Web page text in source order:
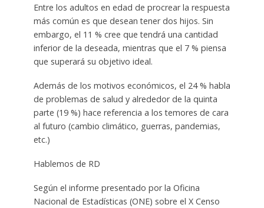
Entre los adultos en edad de procrear la respuesta
más común es que desean tener dos hijos. Sin
embargo, el 11 % cree que tendrá una cantidad
inferior de la deseada, mientras que el 7 % piensa
que superará su objetivo ideal.
Además de los motivos económicos, el 24 % habla
de problemas de salud y alrededor de la quinta
parte (19 %) hace referencia a los temores de cara
al futuro (cambio climático, guerras, pandemias,
etc.)
Hablemos de RD
Según el informe presentado por la Oficina
Nacional de Estadísticas (ONE) sobre el X Censo